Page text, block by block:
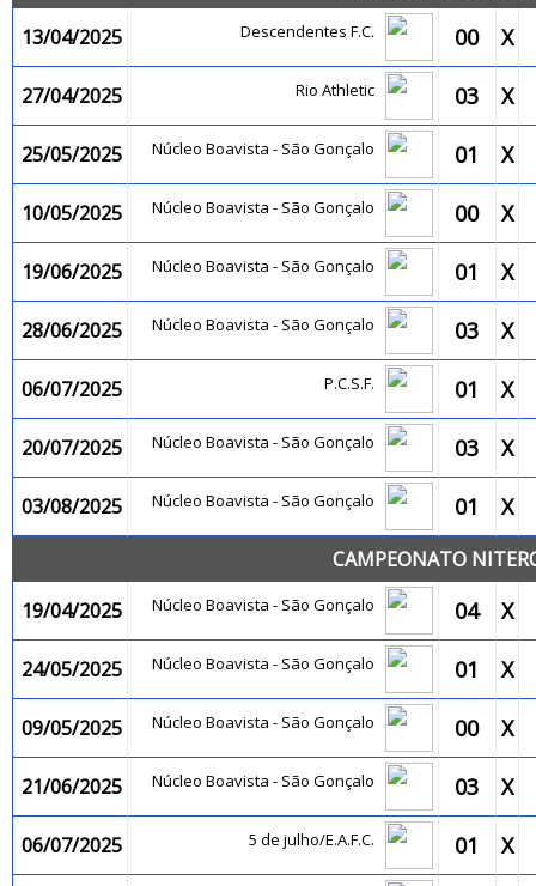
13/04/2025
Descendentes F.C. 00 X
27/04/2025 Rio Athletic 03 X
25/05/2025 Núcleo Boavista - São Gonçalo 01 X
10/05/2025 Núcleo Boavista - São Gonçalo 00 X
19/06/2025 Núcleo Boavista - São Gonçalo 01 X
28/06/2025 Núcleo Boavista - São Gonçalo 03 X
06/07/2025 P.C.S.F. 01 X
20/07/2025 Núcleo Boavista - São Gonçalo 03 X
03/08/2025 Núcleo Boavista - São Gonçalo 01 X
CAMPEONATO
19/04/2025
Núcleo Boavista - São Gonçalo 04 X
24/05/2025 Núcleo Boavista - São Gonçalo 01 X
09/05/2025 Núcleo Boavista - São Gonçalo 00 X
21/06/2025 Núcleo Boavista - São Gonçalo 03 X
06/07/2025 5 de julho/E.A.F.C. 01 X